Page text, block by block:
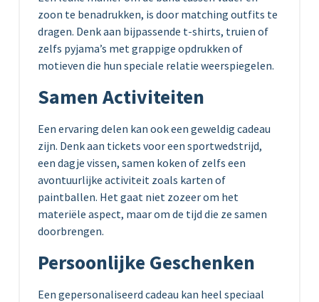
zoon te benadrukken, is door matching outfits te
dragen. Denk aan bijpassende t-shirts, truien of
zelfs pyjama’s met grappige opdrukken of
motieven die hun speciale relatie weerspiegelen.
Samen Activiteiten
Een ervaring delen kan ook een geweldig cadeau
zijn. Denk aan tickets voor een sportwedstrijd,
een dagje vissen, samen koken of zelfs een
avontuurlijke activiteit zoals karten of
paintballen. Het gaat niet zozeer om het
materiële aspect, maar om de tijd die ze samen
doorbrengen.
Persoonlijke Geschenken
Een gepersonaliseerd cadeau kan heel speciaal